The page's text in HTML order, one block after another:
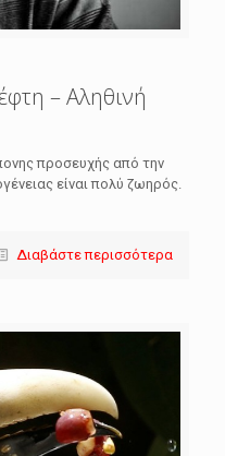
– Αληθινή
προσευχής από την
είναι πολύ ζωηρός.
Διαβάστε περισσότερα